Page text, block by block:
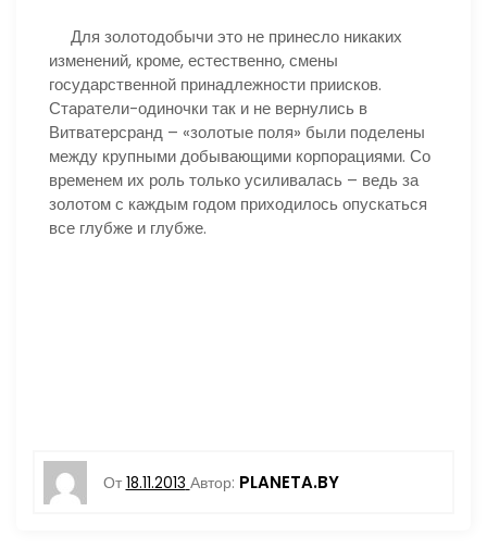
Для золотодобычи это не принесло никаких
изменений, кроме, естественно, смены
государственной принадлежности приисков.
Старатели-одиночки так и не вернулись в
Витватерсранд – «золотые поля» были поделены
между крупными добывающими корпорациями. Со
временем их роль только усиливалась – ведь за
золотом с каждым годом приходилось опускаться
все глубже и глубже.
От 18.11.2013 Автор: PLANETA.BY